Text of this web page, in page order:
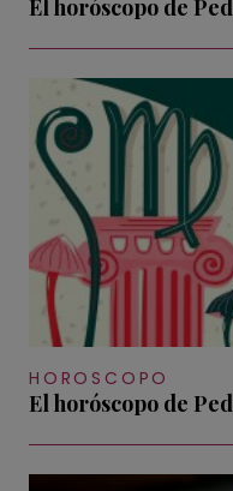
El horóscopo de
HOROSCOPO
El horóscopo de